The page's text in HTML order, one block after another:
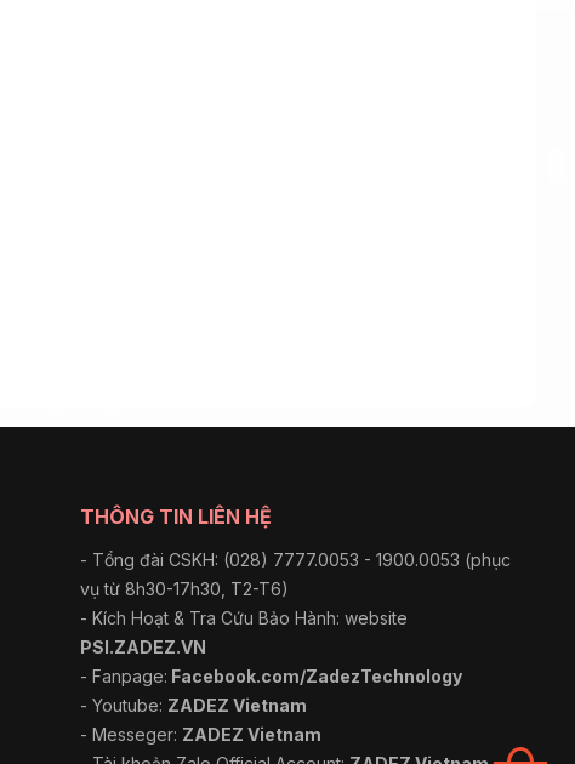
THÔNG TIN LIÊN HỆ
- Tổng đài CSKH: (028) 7777.0053 - 1900.0053 (phục
vụ từ 8h30-17h30, T2-T6)
- Kích Hoạt & Tra Cứu Bảo Hành: website
PSI.ZADEZ.VN
- Fanpage: Facebook.com/ZadezTechnology
- Youtube: ZADEZ Vietnam
- Messeger: ZADEZ Vietnam